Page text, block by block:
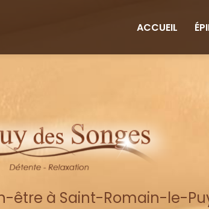
ACCUEIL
être à Saint-Romain-le-